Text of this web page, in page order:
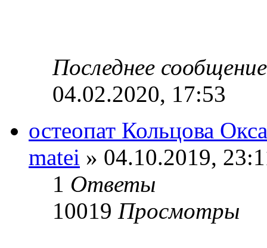
Последнее
04.02.2020, 17:53
остеопат Кольцова
matei » 04.10.2019,
1 Ответы
10019 Просмотры